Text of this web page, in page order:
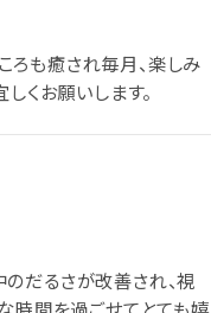
ろも癒され毎月、楽しみ
くお願いします。
だるさが改善され、視